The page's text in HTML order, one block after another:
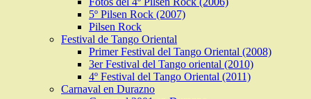
5º Pilsen Rock (2007)
Pilsen Rock
Festival de Tango Oriental
Primer Festival del Tango Oriental (2008)
3er Festival del Tango oriental (2010)
4º Festival del Tango Oriental (2011)
Carnaval en Durazno